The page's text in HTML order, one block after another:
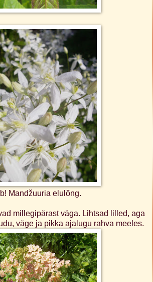
Mandžuuria elulõng.
millegipärast väga. Lihtsad lilled, aga
väge ja pikka ajalugu rahva meeles.